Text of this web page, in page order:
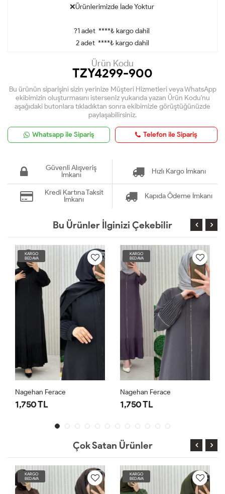
❌Ürünlerimizde İade Yoktur
?1 adet ****₺ kargo dahil
2 adet ****₺ kargo dahil
Ürün Kodu
TZY4299-900
Bu ürünün siparişini sizin yerinize Müşteri Hizmetleri veya WhatsApp
ekibimizin oluşturmasını isterseniz yukarıda yazan Ürün Kodu'nu
aşağıdaki butonlara tıkladıktan sonra ekibimizle görüştüğünüzde
paylaşabilirsiniz.
Whatsapp ile Sipariş Telefon ile Sipariş
Güvenli Alışveriş
İmkanı
Hızlı Kargo İmkanı
Kredi Kartına Taksit
İmkanı
Kapıda Ödeme İmkanı
Bu Ürünler İlginizi Çekebilir
KARGO
BEDAVA
Nagehan Ferace
1,750 TL
KARGO
BEDAVA
Nagehan Ferace
1,750 TL
Çok Satan Ürünler
KARGO
BEDAVA
KARGO
BEDAVA